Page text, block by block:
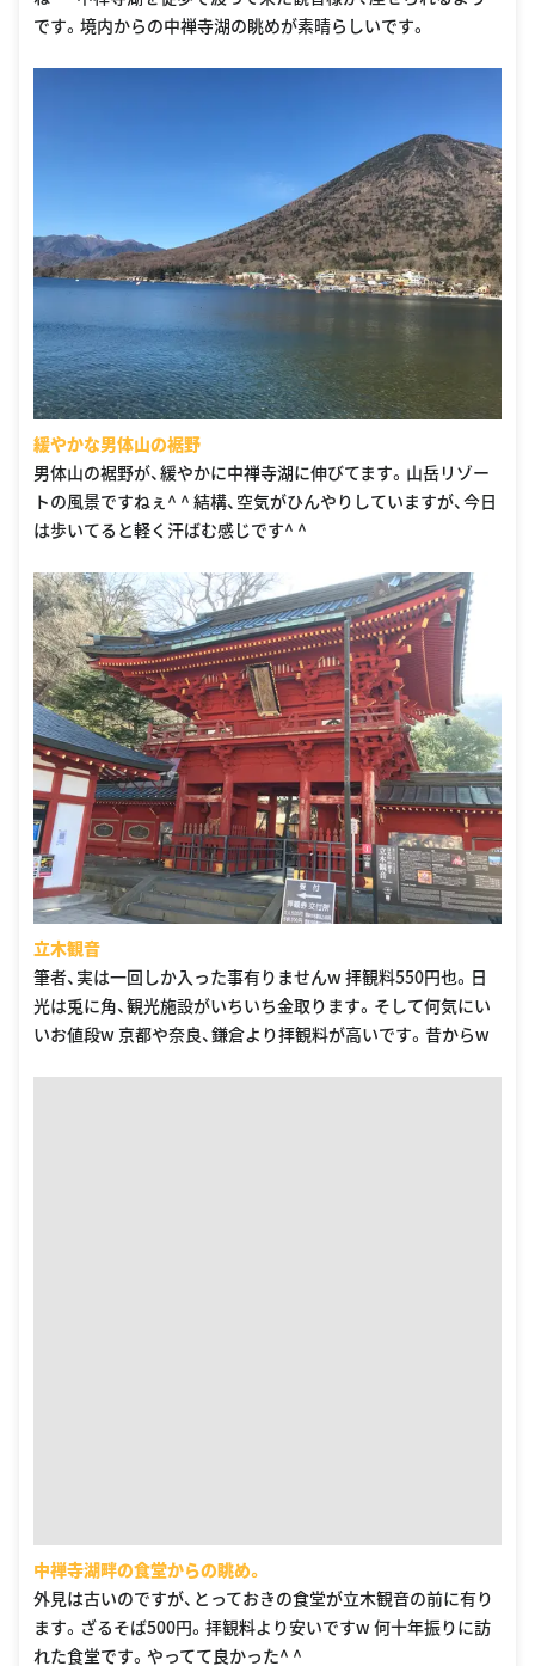
です。境内からの中禅寺湖の眺めが素晴らしいです。
緩やかな男体山の裾野
男体山の裾野が、緩やかに中禅寺湖に伸びてます。山岳リゾー
トの風景ですねぇ^ ^ 結構、空気がひんやりしていますが、今日
は歩いてると軽く汗ばむ感じです^ ^
立木観音
筆者、実は一回しか入った事有りませんw 拝観料550円也。日
光は兎に角、観光施設がいちいち金取ります。そして何気にい
いお値段w 京都や奈良、鎌倉より拝観料が高いです。昔からw
中禅寺湖畔の食堂からの眺め。
外見は古いのですが、とっておきの食堂が立木観音の前に有り
ます。ざるそば500円。拝観料より安いですw 何十年振りに訪
れた食堂です。やってて良かった^ ^